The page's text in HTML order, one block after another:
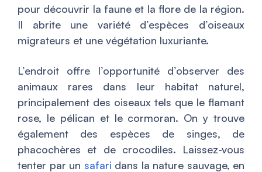
pour découvrir la faune et la flore de la région.
Il abrite une variété d’espèces d’oiseaux
migrateurs et une végétation luxuriante.
L’endroit offre l’opportunité d’observer des
animaux rares dans leur habitat naturel,
principalement des oiseaux tels que le flamant
rose, le pélican et le cormoran. On y trouve
également des espèces de singes, de
phacochères et de crocodiles. Laissez-vous
tenter par un safari dans la nature sauvage, en